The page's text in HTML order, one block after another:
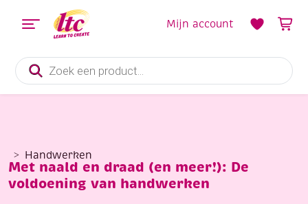
Producten
zoeken
Mijn account
Handwerken
Met naald en draad (en meer!): De
voldoening van handwerken